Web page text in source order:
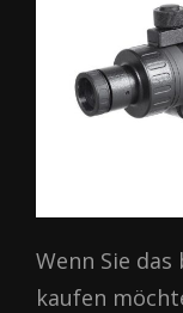
Wenn Sie
kaufen